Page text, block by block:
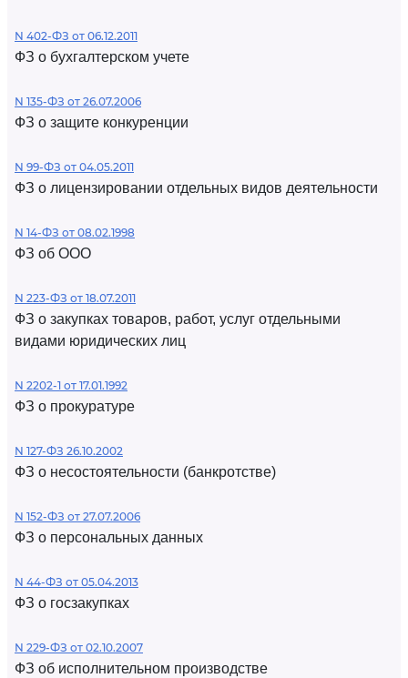
N 402-ФЗ от 06.12.2011
ФЗ о бухгалтерском учете
N 135-ФЗ от 26.07.2006
ФЗ о защите конкуренции
N 99-ФЗ от 04.05.2011
ФЗ о лицензировании отдельных видов деятельности
N 14-ФЗ от 08.02.1998
ФЗ об ООО
N 223-ФЗ от 18.07.2011
ФЗ о закупках товаров, работ, услуг отдельными
видами юридических лиц
N 2202-1 от 17.01.1992
ФЗ о прокуратуре
N 127-ФЗ 26.10.2002
ФЗ о несостоятельности (банкротстве)
N 152-ФЗ от 27.07.2006
ФЗ о персональных данных
N 44-ФЗ от 05.04.2013
ФЗ о госзакупках
N 229-ФЗ от 02.10.2007
ФЗ об исполнительном производстве